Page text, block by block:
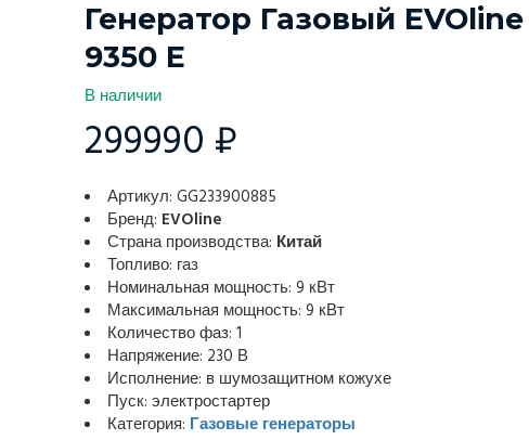
Генератор Газовый EVOline
9350 E
В наличии
299990 ₽
Артикул: GG233900885
Бренд: EVOline
Страна производства: Китай
Топливо: газ
Номинальная мощность: 9 кВт
Максимальная мощность: 9 кВт
Количество фаз: 1
Напряжение: 230 В
Исполнение: в шумозащитном кожухе
Пуск: электростартер
Категория: Газовые генераторы